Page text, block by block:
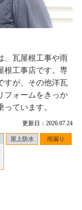
更新日：2026.07.24
屋上防水 雨漏り
、瓦屋根工事や雨
根工事店です。専
すが、その他洋瓦
フォームをきっか
ています。